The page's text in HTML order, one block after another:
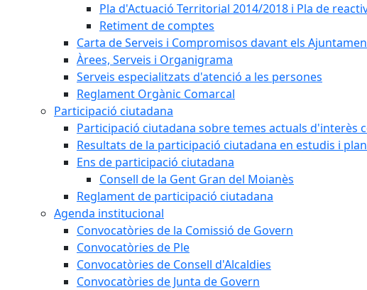
Pla d'Actuació Territorial 2014/2018 i Pla de
Retiment de comptes
Carta de Serveis i Compromisos davant els
Àrees, Serveis i Organigrama
Serveis especialitzats d'atenció a les persones
Reglament Orgànic Comarcal
Participació ciutadana
Participació ciutadana sobre temes actuals d'interès
Resultats de la participació ciutadana en estudis i
Ens de participació ciutadana
Consell de la Gent Gran del Moianès
Reglament de participació ciutadana
Agenda institucional
Convocatòries de la Comissió de Govern
Convocatòries de Ple
Convocatòries de Consell d'Alcaldies
Convocatòries de Junta de Govern